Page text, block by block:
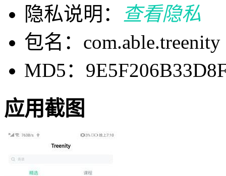
隐私说明：
查看隐私
包名：com.able.treenity
MD5：
应用截图